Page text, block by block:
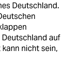
Deutschland.
auf
nicht sein,